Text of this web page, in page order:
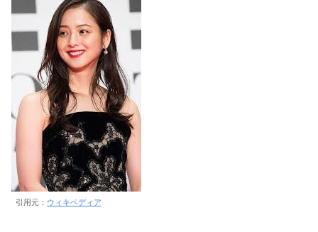
引用元： ウィキペディア